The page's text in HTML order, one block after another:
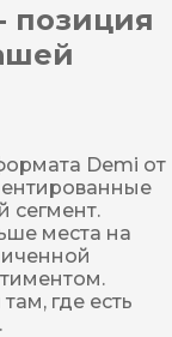
позиция
Demi от
сегмент.
места на
где есть